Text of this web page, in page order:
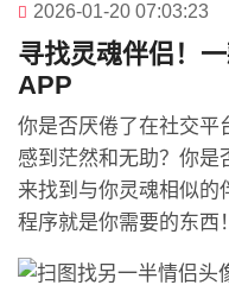
2026-01-20 07:03:23
寻找灵魂伴侣！
APP
你是否厌倦了在社交平
感到茫然和无助？你是
来找到与你灵魂相似的
程序就是你需要的东西！